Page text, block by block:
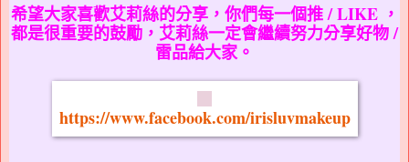
希望大家喜歡艾莉絲的分享，你們每一個推 / LIKE ，
都是很重要的鼓勵，艾莉絲一定會繼續努力分享好物 /
雷品給大家。
https://www.facebook.com/irisluvmakeup